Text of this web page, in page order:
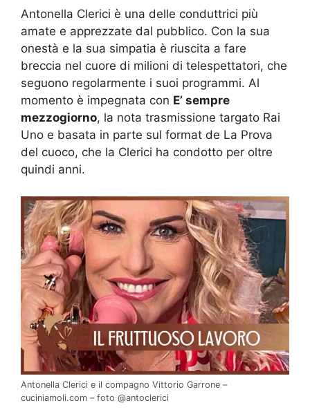
Antonella Clerici è una delle conduttrici più
amate e apprezzate dal pubblico. Con la sua
onestà e la sua simpatia è riuscita a fare
breccia nel cuore di milioni di telespettatori, che
seguono regolarmente i suoi programmi. Al
momento è impegnata con E’ sempre
mezzogiorno, la nota trasmissione targato Rai
Uno e basata in parte sul format de La Prova
del cuoco, che la Clerici ha condotto per oltre
quindi anni.
Antonella Clerici e il compagno Vittorio Garrone –
cuciniamoli.com – foto @antoclerici